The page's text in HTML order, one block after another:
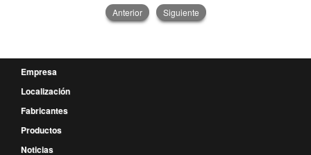
Anterior Siguiente
Empresa
Localización
Fabricantes
Productos
Noticias